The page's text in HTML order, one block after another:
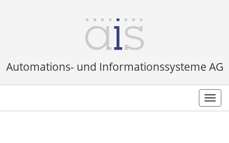
Automations- und Informationssysteme AG